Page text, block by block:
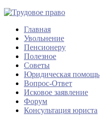
Главная
Увольнение
Пенсионеру
Полезное
Советы
Юридическая помощь
Вопрос-Ответ
Исковое заявление
Форум
Консультация юриста